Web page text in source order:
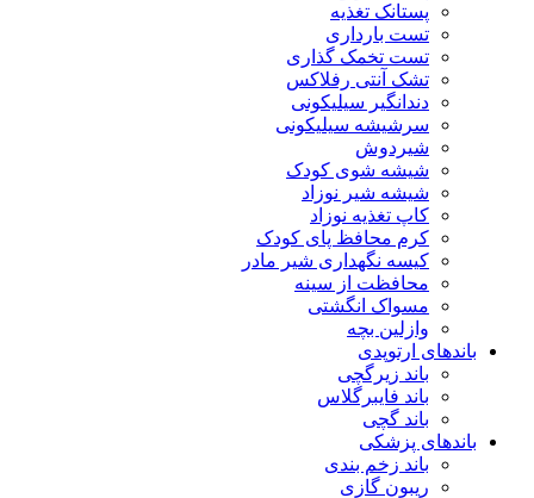
پستانک تغذیه
تست بارداری
تست تخمک گذاری
تشک آنتی رفلاکس
دندانگیر سیلیکونی
سرشیشه سیلیکونی
شیردوش
شیشه شوی کودک
شیشه شیر نوزاد
کاپ تغذیه نوزاد
کرم محافظ پای کودک
کیسه نگهداری شیر مادر
محافظت از سینه
مسواک انگشتی
وازلین بچه
باندهای ارتوپدی
باند زیرگچی
باند فایبرگلاس
باند گچی
باندهای پزشکی
باند زخم بندی
ریبون گازی